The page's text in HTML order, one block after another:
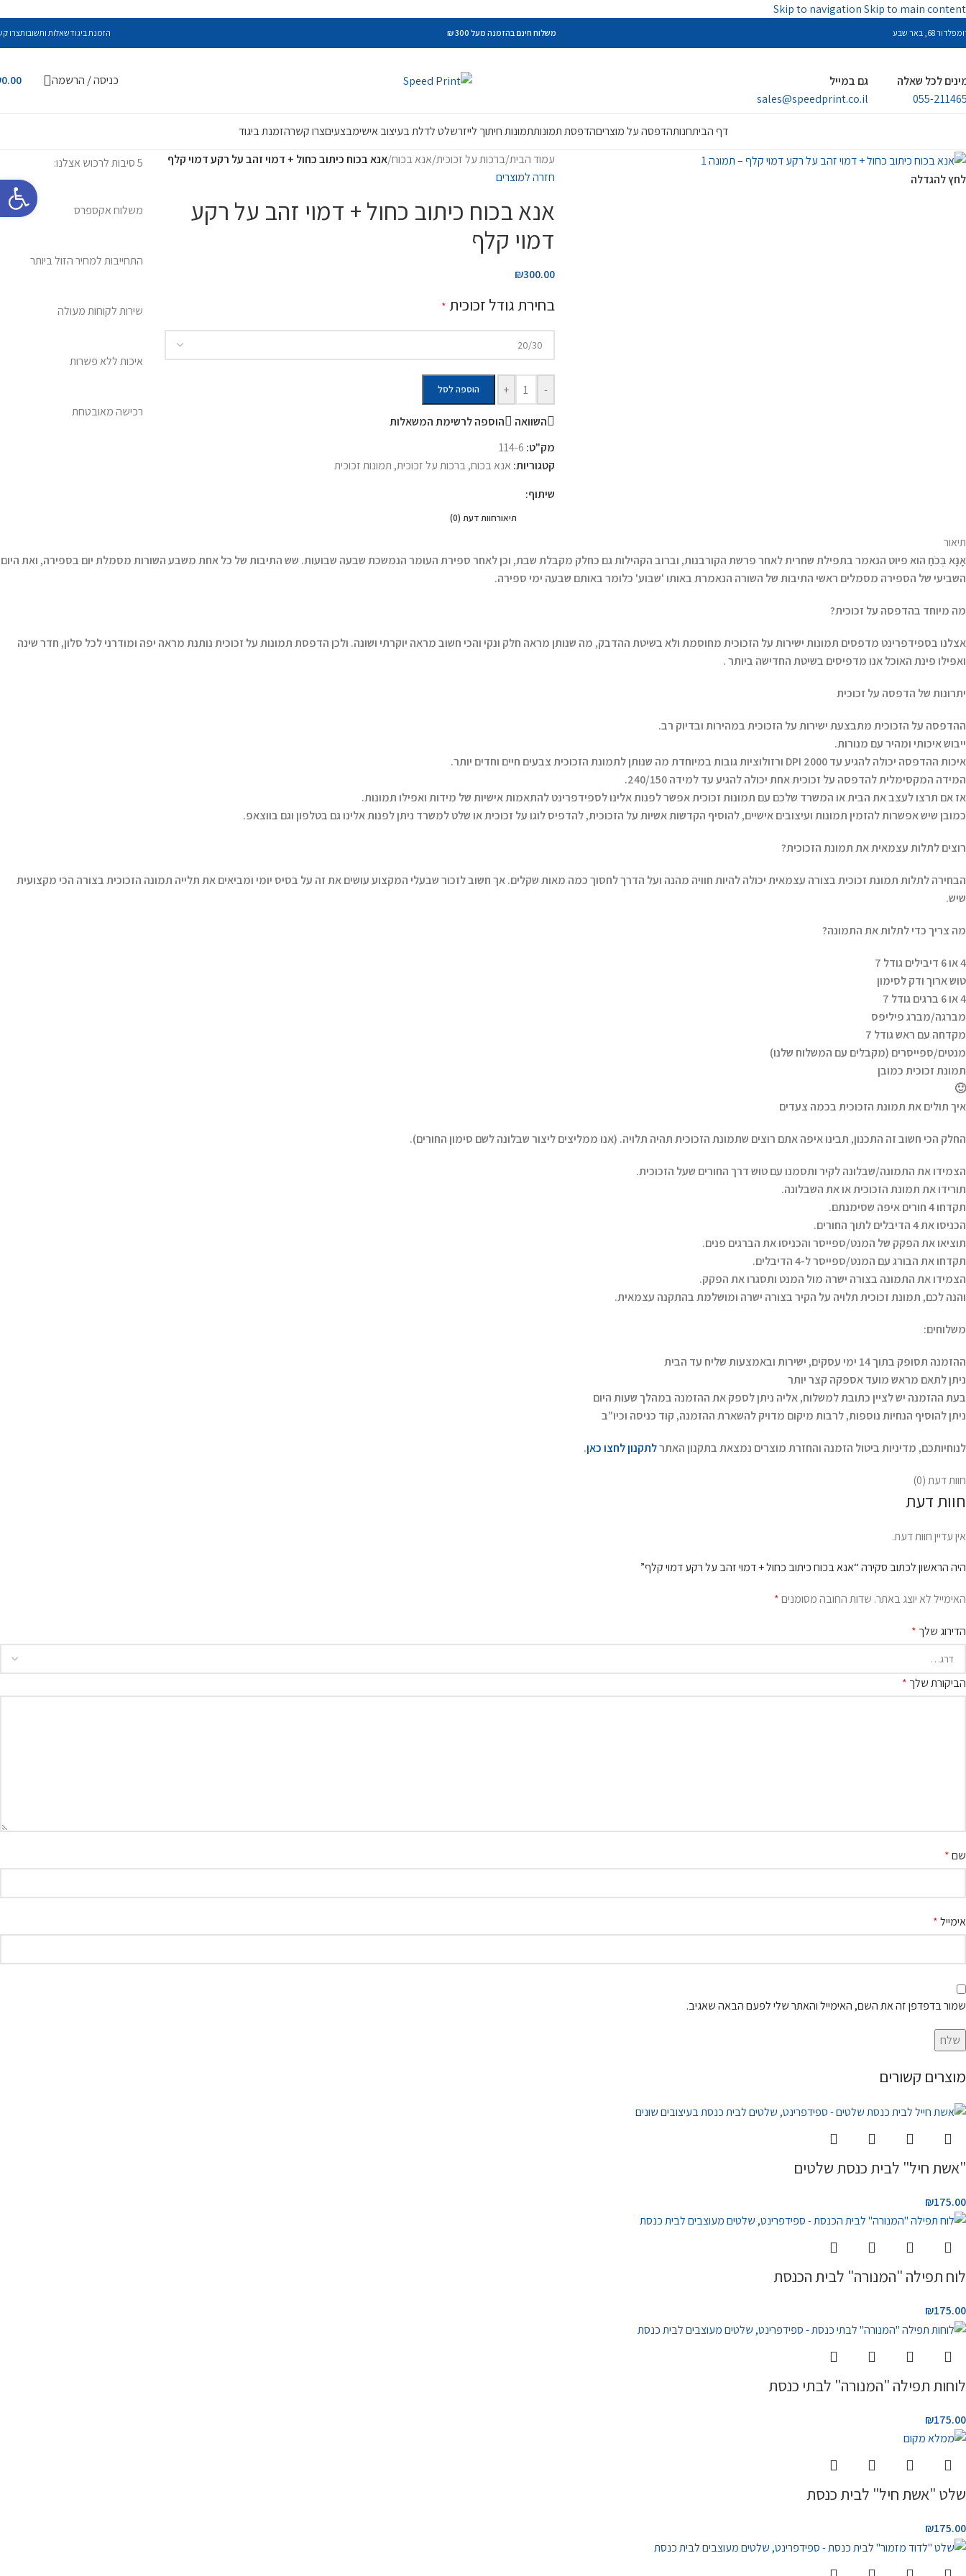
Skip to navigationSkip to main content
68, באר שבע משלוח חינם בהזמנה מעל 300 ₪ הזמנת ביגודשאלות ותשובותצרו
לכל שאלה
055-
גם במייל
sales@speedprint.co.il
כניסה / הרשמה 0.00
דף הביתחנותהדפסה על מוצריםהדפסת תמונותתמונות חיתוך לייזרשלט לדלת בעיצוב אישימבצעיםצרו קשרהזמנת ביגוד
לחץ להגדלה
עמוד הבית/ברכות על זכוכית/אנא בכוח/אנא בכוח כיתוב כחול + דמוי זהב על רקע דמוי קלף
חזרה למוצרים
אנא בכוח כיתוב כחול + דמוי זהב על רקע
דמוי קלף
₪300.00
בחירת גודל זכוכית *
-
+ הוספה לסל
השוואה
הוספה לרשימת המשאלות
מק"ט: 114-6
קטגוריות: אנא בכוח, ברכות על זכוכית, תמונות זכוכית
שיתוף:
5 סיבות לרכוש אצלנו:
משלוח אקספרס
התחייבות למחיר הזול ביותר
שירות לקוחות מעולה
איכות ללא פשרות
רכישה מאובטחת
תיאורחוות דעת (0)
תיאור
אָנָּא בְּכֹחַ הוא פיוט הנאמר בתפילת שחרית לאחר פרשת הקורבנות, וברוב הקהילות גם כחלק מקבלת שבת, וכן לאחר ספירת העומר הנמשכת שבעה שבועות. שש התיבות של כל אחת משבע השורות מסמלת יום בספירה, ואת היום
השביעי של הספירה מסמלים ראשי התיבות של השורה הנאמרת באותו 'שבוע' כלומר באותם שבעה ימי ספירה.
מה מיוחד בהדפסה על זכוכית?
אצלנו בספידפרינט מדפסים תמונות ישירות על הזכוכית מחוסמת ולא בשיטת ההדבק, מה שנותן מראה חלק ונקי והכי חשוב מראה יוקרתי ושונה. ולכן הדפסת תמונות על זכוכית נותנת מראה יפה ומודרני לכל סלון, חדר שינה
ואפילו פינת האוכל אנו מדפיסים בשיטת החדישה ביותר .
יתרונות של הדפסה על זכוכית
ההדפסה על הזכוכית מתבצעת ישירות על הזכוכית במהירות ובדיוק רב.
ייבוש איכותי ומהיר עם מנורות.
איכות ההדפסה יכולה להגיע עד 2000 DPI ורזולוציות גובות במיוחדת מה שנותן לתמונת הזכוכית צבעים חיים וחדים יותר.
המידה המקסימלית להדפסה על זכוכית אחת יכולה להגיע עד למידה 240/150.
אז אם תרצו לעצב את הבית או המשרד שלכם עם תמונות זכוכית אפשר לפנות אלינו לספידפרינט להתאמות אישיות של מידות ואפילו תמונות.
כמובן שיש אפשרות להזמין תמונות ועיצובים אישיים, להוסיף הקדשות אשיות על הזכוכית, להדפיס לוגו על זכוכית או שלט למשרד ניתן לפנות אלינו גם בטלפון וגם בווצאפ.
רוצים לתלות עצמאית את תמונת הזכוכית?
הבחירה לתלות תמונת זכוכית בצורה עצמאית יכולה להיות חוויה מהנה ועל הדרך לחסוך כמה מאות שקלים. אך חשוב לזכור שבעלי המקצוע עושים את זה על בסיס יומי ומביאים את תלייה תמונה הזכוכית בצורה הכי מקצועית
שיש.
מה צריך כדי לתלות את התמונה?
4 או 6 דיבילים גודל 7
טוש ארוך ודק לסימון
4 או 6 ברגים גודל 7
מברגה/מברג פיליפס
מקדחה עם ראש גודל 7
מנטים/ספייסרים (מקבלים עם המשלוח שלנו)
תמונת זכוכית כמובן
🙂
איך תולים את תמונת הזכוכית בכמה צעדים
החלק הכי חשוב זה התכנון, תבינו איפה אתם רוצים שתמונת הזכוכית תהיה תלויה. (אנו ממליצים ליצור שבלונה לשם סימון החורים).
הצמידו את התמונה/שבלונה לקיר ותסמנו עם טוש דרך החורים שעל הזכוכית.
תורידו את תמונת הזכוכית או את השבלונה.
תקדחו 4 חורים איפה שסימנתם.
הכניסו את 4 הדיבלים לתוך החורים.
תוציאו את הפקק של המנט/ספייסר והכניסו את הברגים פנים.
תקדחו את הבורג עם המנט/ספייסר ל-4 הדיבלים.
הצמידו את התמונה בצורה ישרה מול המנט ותסגרו את הפקק.
והנה לכם, תמונת זכוכית תלויה על הקיר בצורה ישרה ומושלמת בהתקנה עצמאית.
משלוחים:
ההזמנה תסופק בתוך 14 ימי עסקים, ישירות ובאמצעות שליח עד הבית
ניתן לתאם מראש מועד אספקה קצר יותר
בעת ההזמנה יש לציין כתובת למשלוח, אליה ניתן לספק את ההזמנה במהלך שעות היום
ניתן להוסיף הנחיות נוספות, לרבות מיקום מדויק להשארת ההזמנה, קוד כניסה וכיו"ב
לנוחיותכם, מדיניות ביטול הזמנה והחזרת מוצרים נמצאת בתקנון האתרלתקנון לחצו כאן.
חוות דעת (0)
חוות דעת
אין עדיין חוות דעת.
היה הראשון לכתוב סקירה “אנא בכוח כיתוב כחול + דמוי זהב על רקע דמוי קלף”
האימייל לא יוצג באתר. שדות החובה מסומנים*
הדירוג שלך *
הביקורת שלך *
שם*
אימייל*
שמור בדפדפן זה את השם, האימייל והאתר שלי לפעם הבאה שאגיב.
מוצרים קשורים
"אשת חיל" לבית כנסת שלטים
₪175.00
לוח תפילה "המנורה" לבית הכנסת
₪175.00
לוחות תפילה "המנורה" לבתי כנסת
₪175.00
שלט "אשת חיל" לבית כנסת
₪175.00
פתח